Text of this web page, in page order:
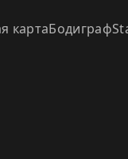
картаБодиграф